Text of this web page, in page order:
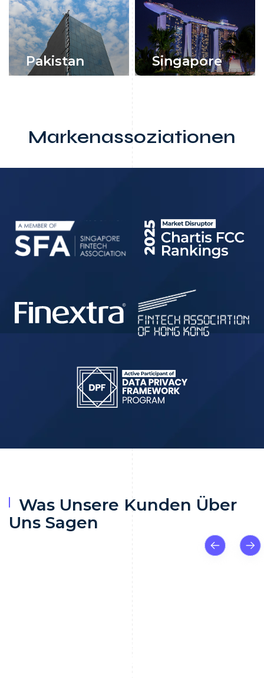
Pakistan Singapore
Markenassoziationen
Was Unsere Kunden Über
Uns Sagen